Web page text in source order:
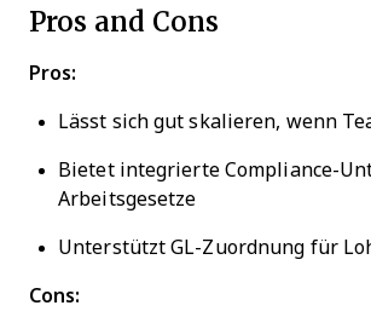
Pros and Cons
Pros:
Lässt sich gut skalieren, wenn
Bietet integrierte Compliance-
Arbeitsgesetze
Unterstützt GL-Zuordnung für
Cons: